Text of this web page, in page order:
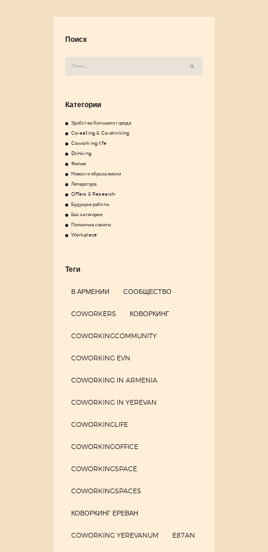
Поиск
Категории
Удобства большого города
Co-eating & Co-drinking
Coworking life
Drinking
Фильм
Новости образа жизни
Литература
Offers & Research
Будущее работы
Без категории
Полезные советы
Workplace
Теги
В АРМЕНИИ СООБЩЕСТВО
COWORKERS КОВОРКИНГ
COWORKINGCOMMUNITY
COWORKING EVN
COWORKING IN ARMENIA
COWORKING IN YEREVAN
COWORKINGLIFE
COWORKINGOFFICE
COWORKINGSPACE
COWORKINGSPACES
КОВОРКИНГ ЕРЕВАН
COWORKING YEREVANUM E87AN